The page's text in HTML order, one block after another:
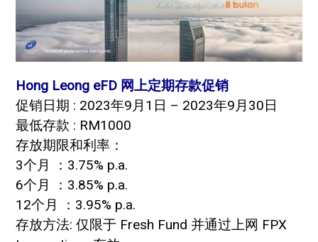
Hong Leong eFD 网上定期存款促销
促销日期 : 2023年9月1日 – 2023年9月30日
最低存款 : RM1000
存放期限和利率：
3个月 ：3.75% p.a.
6个月 ：3.85% p.a.
12个月 ：3.95% p.a.
存放方法: 仅限于 Fresh Fund 并通过上网 FPX